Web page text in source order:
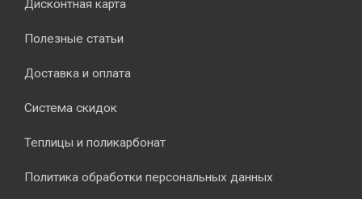
Дисконтная карта
Полезные статьи
Доставка и оплата
Система скидок
Теплицы и поликарбонат
Политика обработки персональных данных